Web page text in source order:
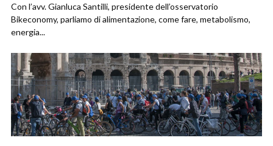
Con l’avv. Gianluca Santilli, presidente dell’osservatorio
Bikeconomy, parliamo di alimentazione, come fare, metabolismo,
energia...